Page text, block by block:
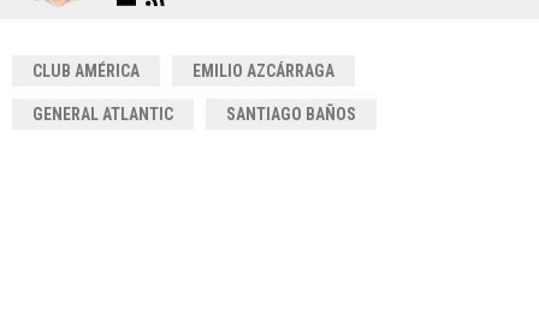
CLUB AMÉRICA EMILIO AZCÁRRAGA
GENERAL ATLANTIC SANTIAGO BAÑOS